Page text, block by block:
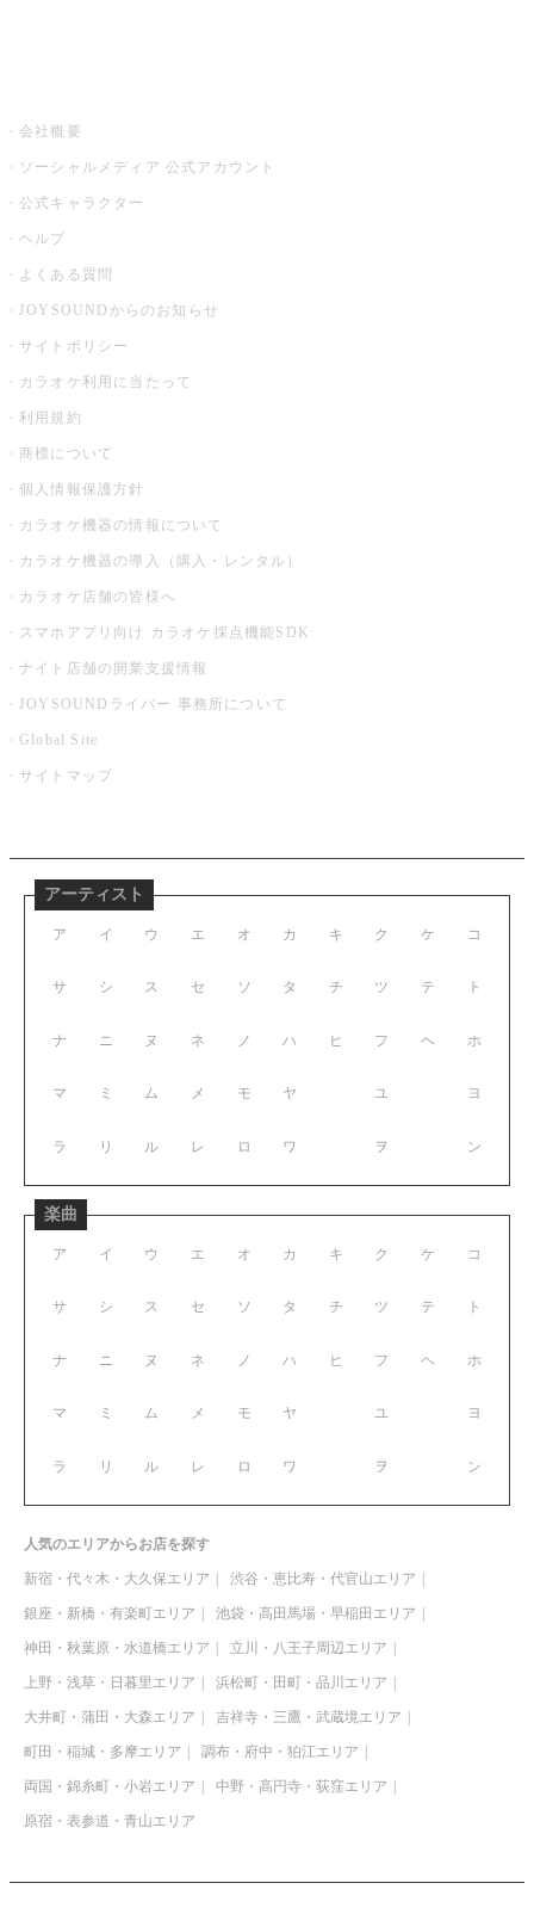
会社概要
ソーシャルメディア 公式アカウント
公式キャラクター
ヘルプ
よくある質問
JOYSOUNDからのお知らせ
サイトポリシー
カラオケ利用に当たって
利用規約
商標について
個人情報保護方針
カラオケ機器の情報について
カラオケ機器の導入（購入・レンタル）
カラオケ店舗の皆様へ
スマホアプリ向け カラオケ採点機能SDK
ナイト店舗の開業支援情報
JOYSOUNDライバー 事務所について
Global Site
サイトマップ
アーティスト
ア イ ウ エ オ
サ シ ス セ ソ
ナ ニ ヌ ネ ノ
マ ミ ム メ モ
ラ リ ル レ ロ
カ キ ク ケ コ
タ チ ツ テ ト
ハ ヒ フ ヘ ホ
ヤ ユ ヨ
ワ ヲ ン
楽曲
ア イ ウ エ オ
サ シ ス セ ソ
ナ ニ ヌ ネ ノ
マ ミ ム メ モ
ラ リ ル レ ロ
カ キ ク ケ コ
タ チ ツ テ ト
ハ ヒ フ ヘ ホ
ヤ ユ ヨ
ワ ヲ ン
人気のエリアからお店を探す
新宿・代々木・大久保エリア 渋谷・恵比寿・代官山エリア
銀座・新橋・有楽町エリア 池袋・高田馬場・早稲田エリア
神田・秋葉原・水道橋エリア 立川・八王子周辺エリア
上野・浅草・日暮里エリア 浜松町・田町・品川エリア
大井町・蒲田・大森エリア 吉祥寺・三鷹・武蔵境エリア
町田・稲城・多摩エリア 調布・府中・狛江エリア
両国・錦糸町・小岩エリア 中野・高円寺・荻窪エリア
原宿・表参道・青山エリア